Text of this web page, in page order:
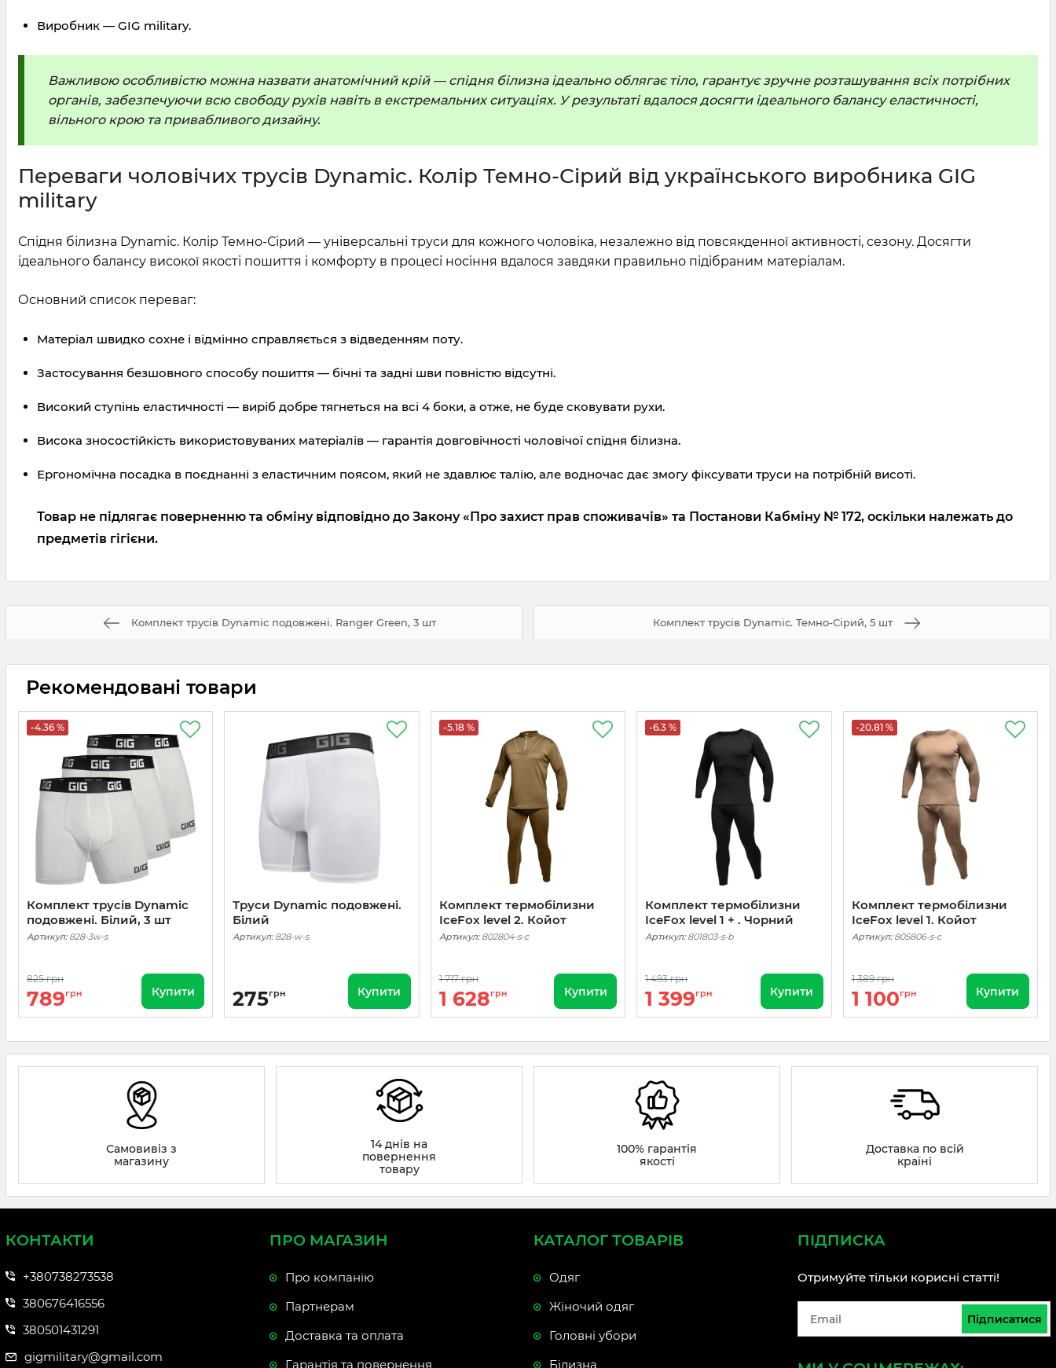
Виробник — GIG military.
Важливою особливістю можна назвати анатомічний крій — спідня білизна ідеально облягає тіло, гарантує зручне розташування всіх потрібних
органів, забезпечуючи всю свободу рухів навіть в екстремальних ситуаціях. У результаті вдалося досягти ідеального балансу еластичності,
вільного крою та привабливого дизайну.
Переваги чоловічих трусів Dynamic. Колір Темно-Сірий від українського виробника GIG
military
Спідня білизна Dynamic. Колір Темно-Сірий — універсальні труси для кожного чоловіка, незалежно від повсякденної активності, сезону. Досягти
ідеального балансу високої якості пошиття і комфорту в процесі носіння вдалося завдяки правильно підібраним матеріалам.
Основний список переваг:
Матеріал швидко сохне і відмінно справляється з відведенням поту.
Застосування безшовного способу пошиття — бічні та задні шви повністю відсутні.
Високий ступінь еластичності — виріб добре тягнеться на всі 4 боки, а отже, не буде сковувати рухи.
Висока зносостійкість використовуваних матеріалів — гарантія довговічності чоловічої спідня білизна.
Ергономічна посадка в поєднанні з еластичним поясом, який не здавлює талію, але водночас дає змогу фіксувати труси на потрібній висоті.
Товар не підлягає поверненню та обміну відповідно до Закону «Про захист прав споживачів» та Постанови Кабміну № 172, оскільки належать до
предметів гігієни.
Комплект трусів Dynamic подовжені. Ranger Green, 3 шт Комплект трусів Dynamic. Темно-Сірий, 5 шт
Рекомендовані товари
-4.36 %
Комплект трусів Dynamic
подовжені. Білий, 3 шт
Артикул:828-3w-s
825 грн
789грн Купити
Труси Dynamic подовжені.
Білий
Артикул:828-w-s
275грн Купити
-5.18 %
Комплект термобілизни
IceFox level 2. Койот
Артикул:802804-s-c
1 717 грн
1 628грн Купити
-6.3 %
Комплект термобілизни
IceFox level 1 + . Чорний
Артикул:801803-s-b
1 493 грн
1 399грн Купити
-20.81 %
Комплект термобілизни
IceFox level 1. Койот
Артикул:805806-s-c
1 389 грн
1 100грн Купити
Самовивіз з
магазину
14 днів на
повернення
товару
100% гарантія
якості
Доставка по всій
країні
КОНТАКТИ
+380738273538
380676416556
380501431291
gigmilitary@gmail.com
ПРО МАГАЗИН
Про компанію
Партнерам
Доставка та оплата
Гарантія та повернення
КАТАЛОГ ТОВАРІВ
Одяг
Жіночий одяг
Головні убори
Білизна
ПІДПИСКА
Отримуйте тільки корисні статті!
Підписатися